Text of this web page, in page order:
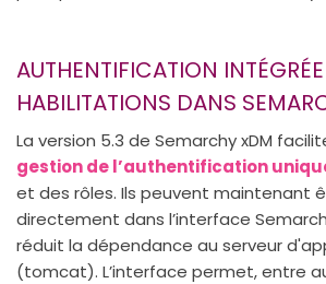
AUTHENTIFICATION
HABILITATIONS DANS
La version 5.3 de Semarchy xDM
gestion de l’authentification
et des rôles. Ils peuvent maintenant
directement dans l’interface
réduit la dépendance au serveur
(tomcat). L’interface permet, entre